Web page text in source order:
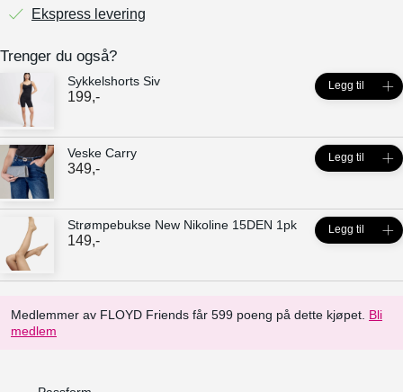
Ekspress levering
Medlemmer av FLOYD Friends får 599 poeng på dette kjøpet. Bli
medlem
Trenger du også?
Sykkelshorts Siv
199,-
Legg til
Veske Carry
349,-
Legg til
Strømpebukse New Nikoline 15DEN 1pk
149,-
Legg til